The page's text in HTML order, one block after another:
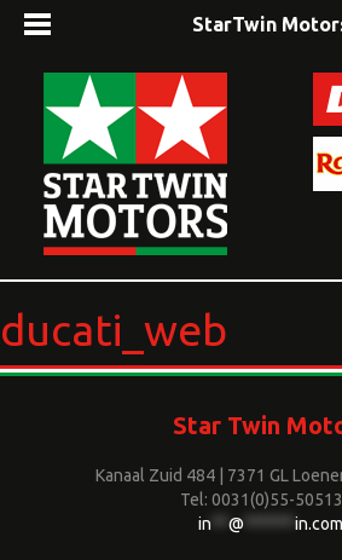
StarTwin
ducati_web
Star Twin
Kanaal Zuid 484 | 7371 GL
Tel: 0031(0)55-
in
@ in.com